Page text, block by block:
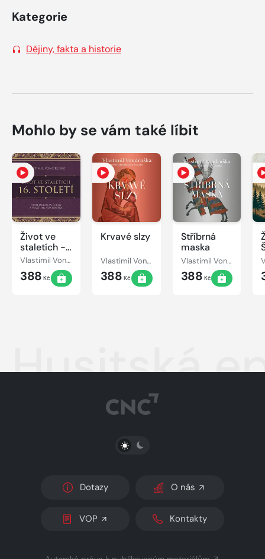
Kategorie
Dějiny, fakta a historie
Mohlo by se vám také líbit
Život ve
staletích -
16. století Vlastimil Vondruška
388 Kč
Krvavé slzy
Vlastimil Vondruška
388 Kč
Stříbrná
maska
Vlastimil Vondruška
388 Kč
Husitská
PŘEPNOUT SVĚTLÝ/TMAVÝ REŽIM
Dotazy O nás
VOP Kontakty